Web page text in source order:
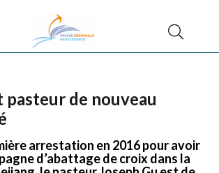
de nouveau
arrestation en 2016 pour avoir
d’abattage de croix dans la